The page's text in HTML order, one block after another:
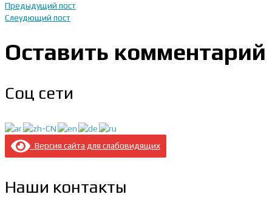
Предыдущий пост
Слеудющий пост
Оставить комментарий
Соц сети
Версия сайта для слабовидящих
Наши контакты